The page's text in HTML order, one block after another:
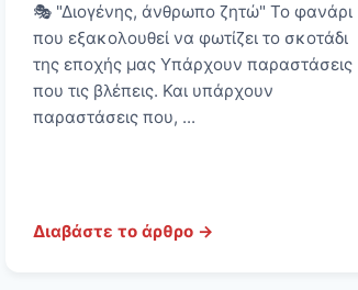
🎭 "Διογένης, άνθρωπο ζητώ" Το φανάρι
που εξακολουθεί να φωτίζει το σκοτάδι
της εποχής μας Υπάρχουν παραστάσεις
που τις βλέπεις. Και υπάρχουν
παραστάσεις που, ...
Διαβάστε το άρθρο →